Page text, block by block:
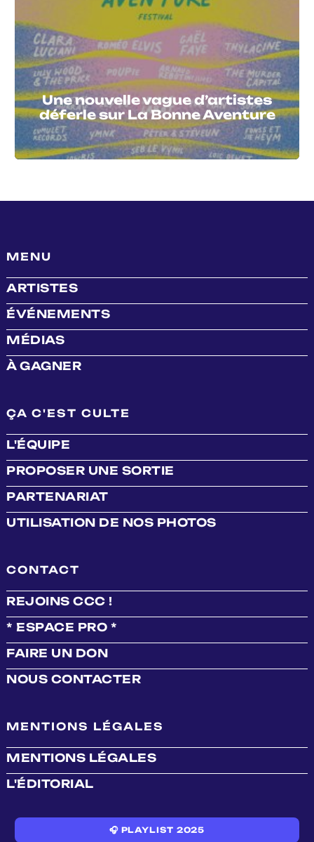
Une nouvelle vague d’artistes
déferle sur La Bonne Aventure
MENU
ARTISTES
ÉVÉNEMENTS
MÉDIAS
À GAGNER
ÇA C'EST CULTE
L'ÉQUIPE
PROPOSER UNE SORTIE
PARTENARIAT
UTILISATION DE NOS PHOTOS
CONTACT
REJOINS CCC !
* ESPACE PRO *
FAIRE UN DON
NOUS CONTACTER
MENTIONS LÉGALES
MENTIONS LÉGALES
L'ÉDITORIAL
🎧 PLAYLIST 2025